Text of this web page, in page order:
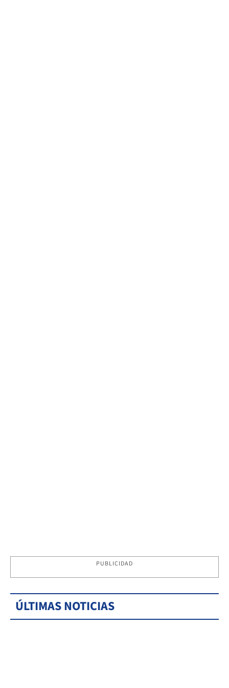
PUBLICIDAD
ÚLTIMAS NOTICIAS